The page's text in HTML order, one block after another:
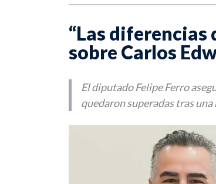
“Las diferencias
sobre Carlos
El diputado Felipe Ferro
quedaron superadas tras